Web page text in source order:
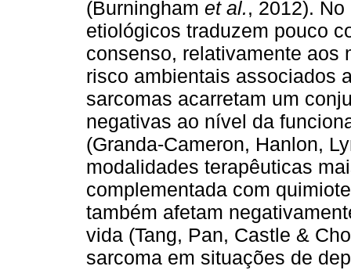
(Burningham et al., 2012).
etiológicos traduzem pouco
consenso, relativamente aos
risco ambientais associados
sarcomas acarretam um
negativas ao nível da
(Granda-Cameron, Hanlon,
modalidades terapêuticas
complementada com
também afetam
vida (Tang, Pan, Castle &
sarcoma em situações de